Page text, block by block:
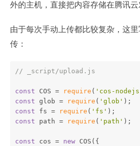
外的主机，直接把内容存储在腾讯云
由于每次手动上传都比较复杂，这
传：
// _script/upload.js
const COS = require ( 'cos-
const glob = require ( 'glob' );
const fs = require ( 'fs' );
const path = require ( 'path' );
const cos = new COS({